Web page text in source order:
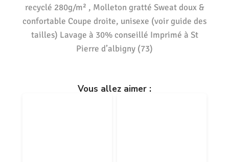
recyclé 280g/m² , Molleton gratté Sweat doux &
confortable Coupe droite, unisexe (voir guide des
tailles) Lavage à 30% conseillé Imprimé à St
Pierre d’albigny (73)
Vous allez aimer :